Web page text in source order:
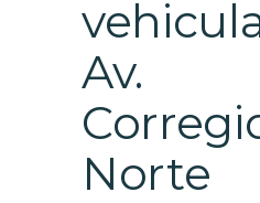
Av.
Norte